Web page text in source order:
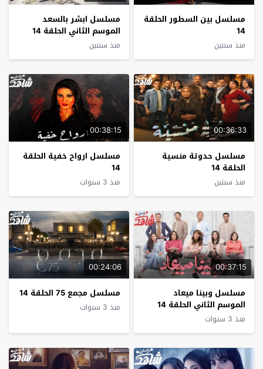
مسلسل بين السطور الحلقة
14
منذ سنتين
مسلسل ابشر بالسعد
الموسم الثاني الحلقة 14
منذ سنتين
00:36:33
مسلسل حدوتة منسية
الحلقة 14
منذ سنتين
00:38:15
مسلسل ارواح خفية الحلقة
14
منذ 3 سنوات
00:37:15
مسلسل وبينا ميعاد
الموسم الثاني الحلقة 14
منذ 3 سنوات
00:24:06
مسلسل مجمع 75 الحلقة 14
منذ 3 سنوات